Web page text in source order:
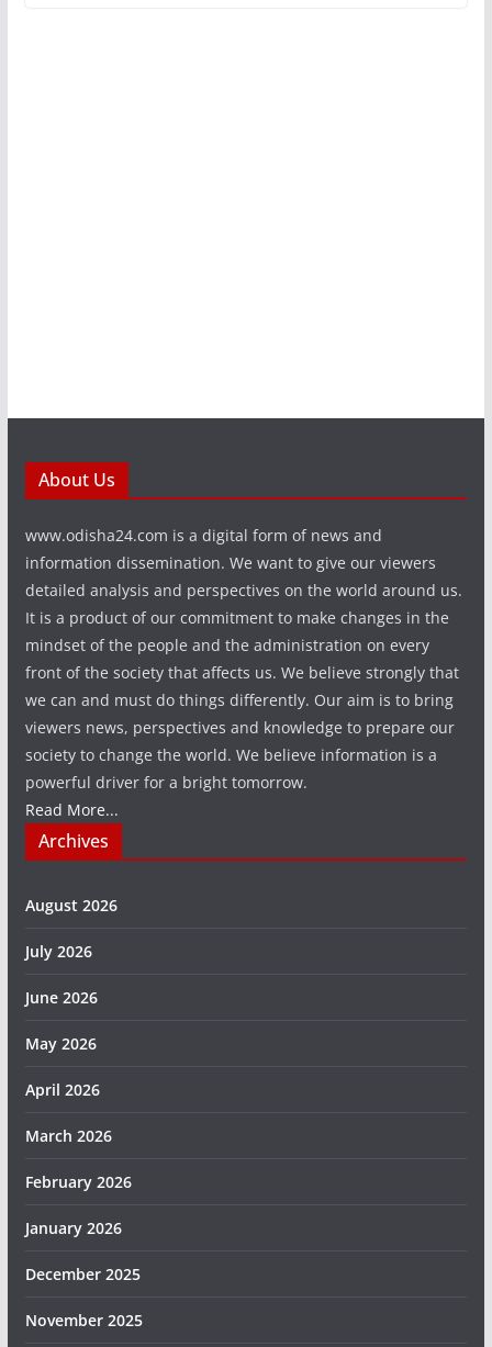
About Us
www.odisha24.com is a digital form of news and
information dissemination. We want to give our viewers
detailed analysis and perspectives on the world around us.
It is a product of our commitment to make changes in the
mindset of the people and the administration on every
front of the society that affects us. We believe strongly that
we can and must do things differently. Our aim is to bring
viewers news, perspectives and knowledge to prepare our
society to change the world. We believe information is a
powerful driver for a bright tomorrow.
Read More...
Archives
August 2026
July 2026
June 2026
May 2026
April 2026
March 2026
February 2026
January 2026
December 2025
November 2025